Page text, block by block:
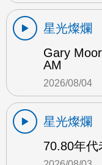
星光燦爛
Gary
AM
2026/08/04
星光燦爛
70.80年代